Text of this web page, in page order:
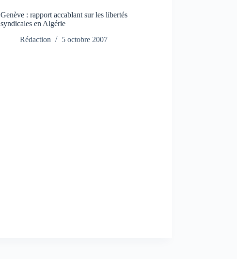
Genève : rapport accablant sur les libertés
syndicales en Algérie
Rédaction
5 octobre 2007